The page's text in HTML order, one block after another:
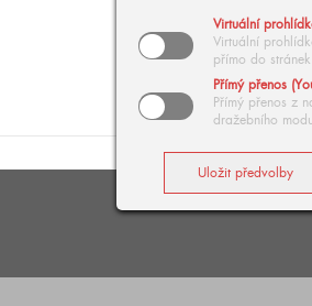
Virtuální
Virtuální
přímo do stránek
Přímý přenos
Přímý přenos z
dražebního